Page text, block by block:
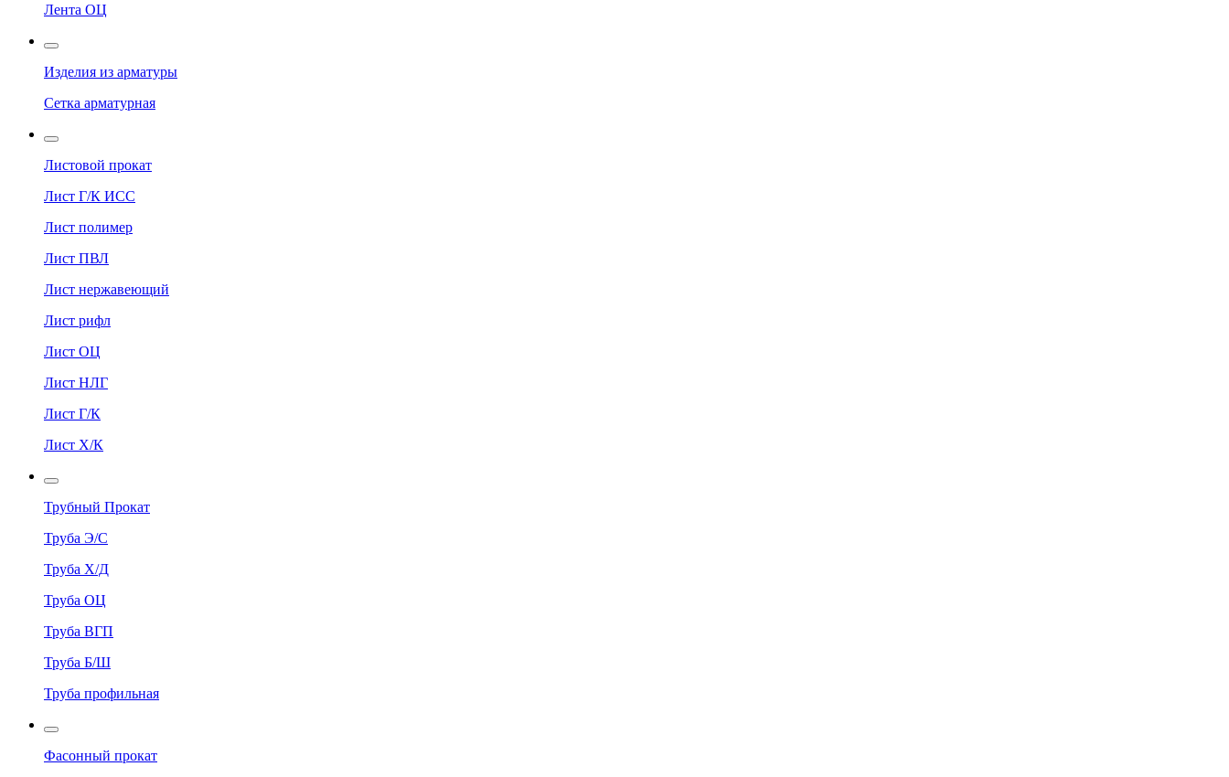
Лента ОЦ
Изделия из арматуры
Сетка арматурная
Листовой прокат
Лист Г/К ИСС
Лист полимер
Лист ПВЛ
Лист нержавеющий
Лист рифл
Лист ОЦ
Лист НЛГ
Лист Г/К
Лист Х/К
Трубный Прокат
Труба Э/С
Труба Х/Д
Труба ОЦ
Труба ВГП
Труба Б/Ш
Труба профильная
Фасонный прокат